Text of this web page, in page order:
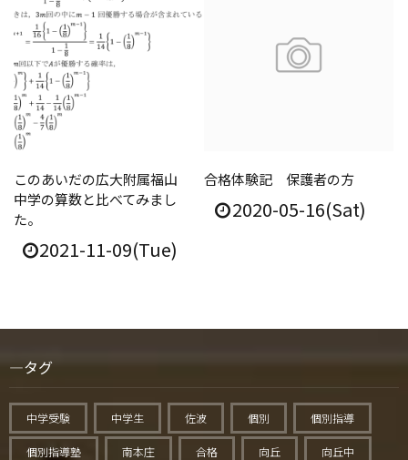
このあいだの広大附属福山
中学の算数と比べてみまし
た。
2021-11-09(Tue)
合格体験記 保護者の方
2020-05-16(Sat)
タグ
中学受験 中学生 佐波 個別 個別指導
個別指導塾 南本庄 合格 向丘 向丘中